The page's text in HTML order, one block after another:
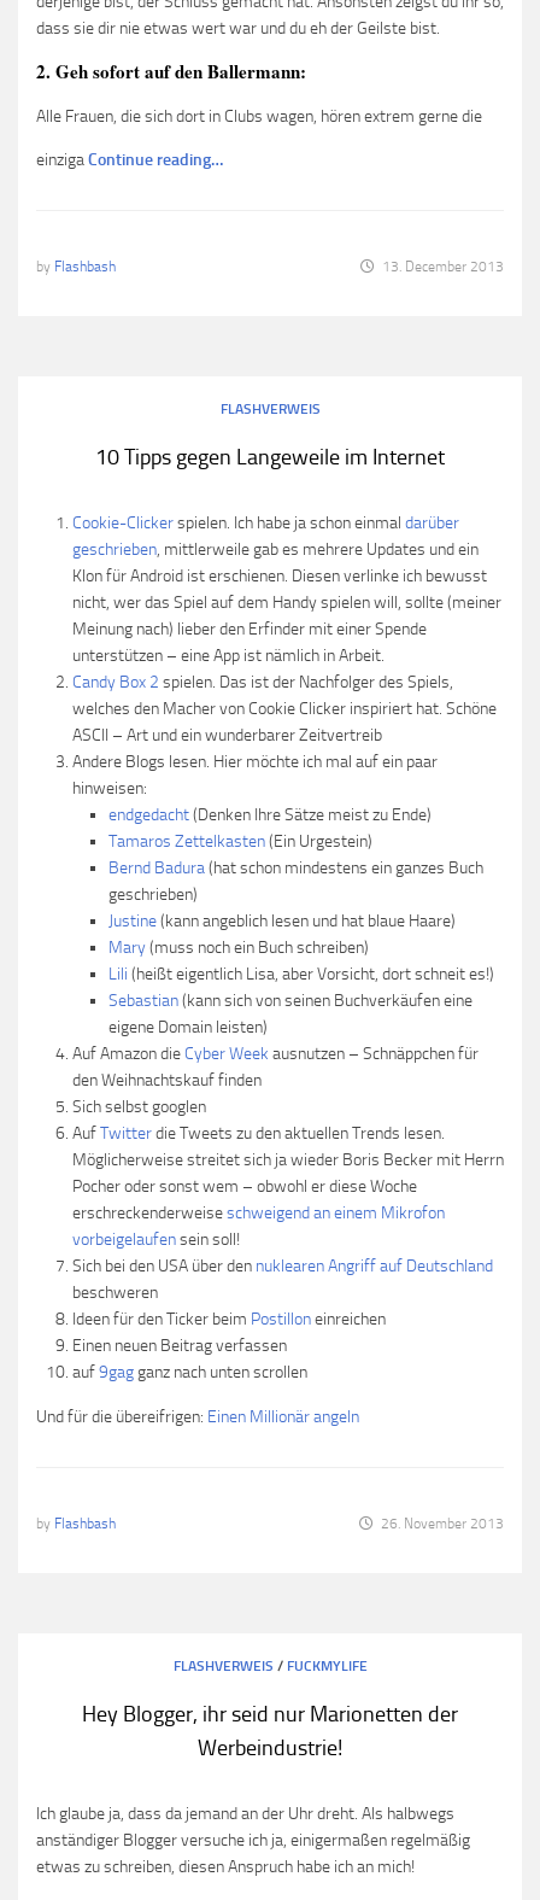
dass sie dir nie etwas wert war und du eh der Geilste bist.
2. Geh sofort auf den Ballermann:
Alle Frauen, die sich dort in Clubs wagen, hören extrem gerne die
einzigaContinue reading…
by Flashbash 13. December 2013
FLASHVERWEIS
10 Tipps gegen Langeweile im Internet
Cookie-Clickerspielen. Ich habe ja schon einmal darüber
geschrieben, mittlerweile gab es mehrere Updates und ein
Klon für Android ist erschienen. Diesen verlinke ich bewusst
nicht, wer das Spiel auf dem Handy spielen will, sollte (meiner
Meinung nach) lieber den Erfinder mit einer Spende
unterstützen – eine App ist nämlich in Arbeit.
Candy Box 2 spielen. Das ist der Nachfolger des Spiels,
welches den Macher von Cookie Clicker inspiriert hat. Schöne
ASCII – Art und ein wunderbarer Zeitvertreib
Andere Blogs lesen. Hier möchte ich mal auf ein paar
hinweisen:
endgedacht(Denken Ihre Sätze meist zu Ende)
Tamaros Zettelkasten(Ein Urgestein)
Bernd Badura(hat schon mindestens ein ganzes Buch
geschrieben)
Justine(kann angeblich lesen und hat blaue Haare)
Mary(muss noch ein Buch schreiben)
Lili (heißt eigentlich Lisa, aber Vorsicht, dort schneit es!)
Sebastian(kann sich von seinen Buchverkäufen eine
eigene Domain leisten)
Auf Amazon die Cyber Week ausnutzen – Schnäppchen für
den Weihnachtskauf finden
Sich selbst googlen
AufTwitterdie Tweets zu den aktuellen Trends lesen.
Möglicherweise streitet sich ja wieder Boris Becker mit Herrn
Pocher oder sonst wem – obwohl er diese Woche
erschreckenderweiseschweigend an einem Mikrofon
vorbeigelaufensein soll!
Sich bei den USA über den nuklearen Angriff auf Deutschland
beschweren
Ideen für den Ticker beim Postilloneinreichen
Einen neuen Beitrag verfassen
auf9gagganz nach unten scrollen
Und für die übereifrigen: Einen Millionär angeln
by Flashbash 26. November 2013
FLASHVERWEIS / FUCKMYLIFE
Hey Blogger, ihr seid nur Marionetten der
Werbeindustrie!
Ich glaube ja, dass da jemand an der Uhr dreht. Als halbwegs
anständiger Blogger versuche ich ja, einigermaßen regelmäßig
etwas zu schreiben, diesen Anspruch habe ich an mich!